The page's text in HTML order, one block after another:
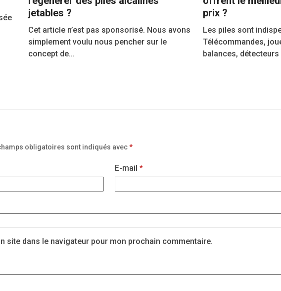
jetables ?
Cet article n’est pas sponsorisé. Nous avons
simplement voulu nous pencher sur le
concept de…
prix ?
Les piles sont
Télécommandes,
balances,
obligatoires sont indiqués avec*
E-mail *
site dans le navigateur pour mon prochain commentaire.